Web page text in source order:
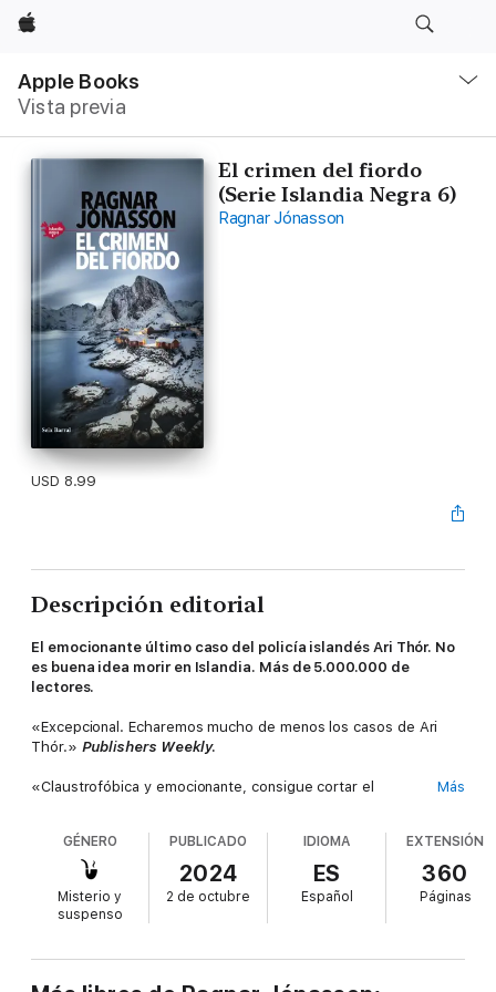
Apple
Apple Books
Vista previa
local
Abrir
El crimen del fiordo
(Serie Islandia Negra 6)
Ragnar Jónasson
USD 8.99
Descripción editorial
El emocionante último caso del policía islandés Ari Thór. No
es buena idea morir en Islandia. Más de 5.000.000 de
lectores.
«Excepcional. Echaremos mucho de menos los casos de Ari
Thór.» Publishers Weekly.
«Claustrofóbica y emocionante, consigue cortar el
«Una de las mejores series de novela negra.»The New York
Faltan tres días para Semana Santa y, mientras Siglufjördur se
llena de turistas ansiosos por disfrutar de las magníficas pistas
ocuparse de un caso que se complica a pasos agigantados y
Más
GÉNERO
Misterio y
suspenso
PUBLICADO
2024
2 de octubre
IDIOMA
ES
Español
EXTENSIÓN
360
Páginas